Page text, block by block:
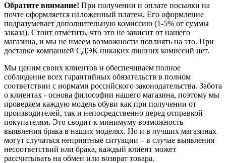
Обратите внимание! При получении и оплате посылки на
почте оформляется наложенный платеж. Его оформление
подразумевает дополнительную комиссию (1-5% от суммы
заказа). Стоит отметить, что это не зависит от нашего
магазина, и мы не имеем возможности повлиять на это. При
доставке компанией СДЭК никаких лишних комиссий нет.
Мы ценим своих клиентов и обеспечиваем полное
соблюдение всех гарантийных обязательств в полном
соответствии с нормами российского законодательства. Забота
о клиентах - основа философии нашего магазина, поэтому мы
проверяем каждую модель обуви как при получении от
производителей, так и непосредственно перед отправкой
покупателям. Это сводит к минимуму возможность
выявления брака в наших моделях. Но и в лучших магазинах
могут случаться неприятные ситуации – в случае выявления
несоответствий или брака, каждый клиент может
рассчитывать на обмен или возврат товара.